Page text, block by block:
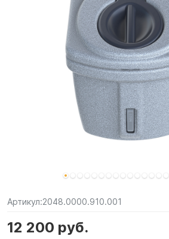
Артикул:2048.0000.910.001
12 200 руб.